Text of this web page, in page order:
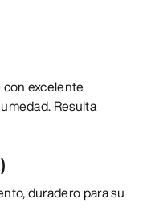
excelente
Resulta
duradero para su